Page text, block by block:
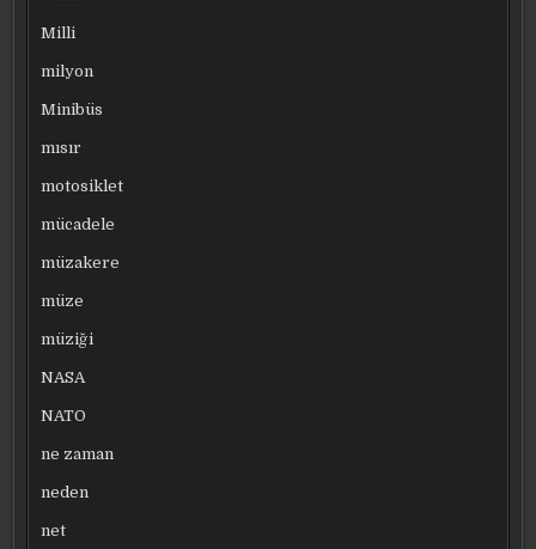
Milli
milyon
Minibüs
mısır
motosiklet
mücadele
müzakere
müze
müziği
NASA
NATO
ne zaman
neden
net